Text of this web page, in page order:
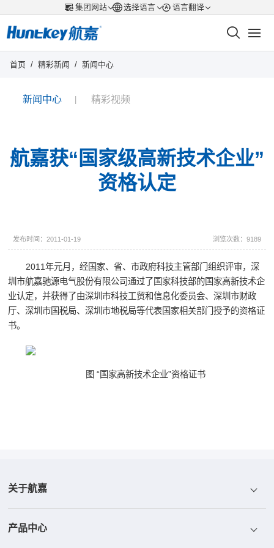
集团网站 选择语言 语言翻译
首页 / 精彩新闻 / 新闻中心
新闻中心 精彩视频
航嘉获“国家级高新技术企业”
资格认定
发布时间：2011-01-19 浏览次数：9189
2011年元月，经国家、省、市政府科技主管部门组织评审，深
圳市航嘉驰源电气股份有限公司通过了国家科技部的国家高新技术企
业认定，并获得了由深圳市科技工贸和信息化委员会、深圳市财政
厅、深圳市国税局、深圳市地税局等代表国家相关部门授予的资格证
书。
图 “国家高新技术企业”资格证书
关于航嘉
航嘉介绍
产品中心